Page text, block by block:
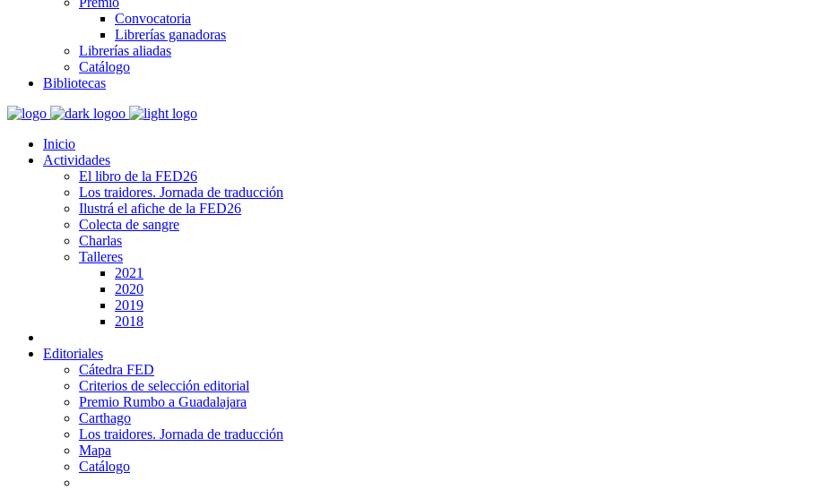
Convocatoria
Librerías ganadoras
Librerías aliadas
Catálogo
Bibliotecas
Inicio
Actividades
El libro de la FED26
Los traidores. Jornada de traducción
Ilustrá el afiche de la FED26
Colecta de sangre
Charlas
Talleres
2021
2020
2019
2018
Editoriales
Cátedra FED
Criterios de selección editorial
Premio Rumbo a Guadalajara
Carthago
Los traidores. Jornada de traducción
Mapa
Catálogo